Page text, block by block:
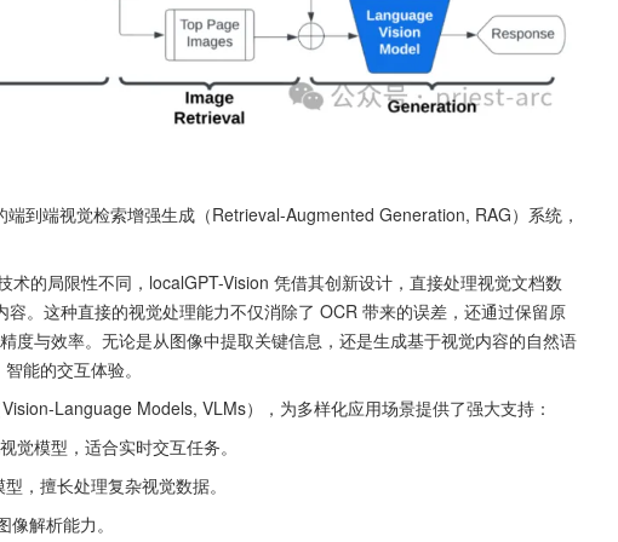
。这种直接的视觉处理能力不仅消除了 OCR 带来的误差，还通过保留原
度与效率。无论是从图像中提取关键信息，还是生成基于视觉内容的自然语
能的交互体验。
Language Models, VLMs），为多样化应用场景提供了强大支持：
觉模型，适合实时交互任务。
，擅长处理复杂视觉数据。
解析能力。